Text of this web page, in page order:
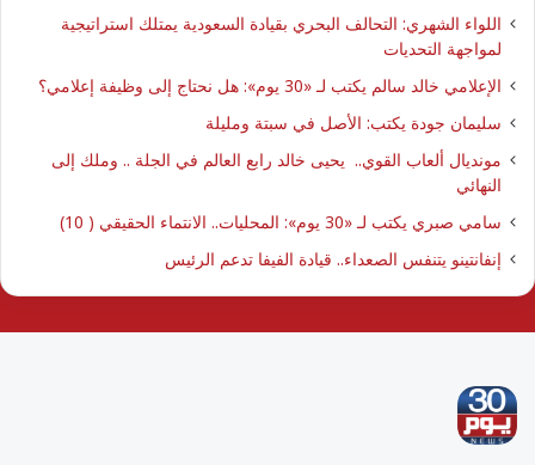
اللواء الشهري: التحالف البحري بقيادة السعودية يمتلك استراتيجية
لمواجهة التحديات
الإعلامي خالد سالم يكتب لـ «30 يوم»: هل نحتاج إلى وظيفة إعلامي؟
سليمان جودة يكتب: الأصل في سبتة ومليلة
مونديال ألعاب القوي.. يحيى خالد رابع العالم في الجلة .. وملك إلى
النهائي
سامي صبري يكتب لـ «30 يوم»: المحليات.. الانتماء الحقيقي ( 10)
إنفانتينو يتنفس الصعداء.. قيادة الفيفا تدعم الرئيس